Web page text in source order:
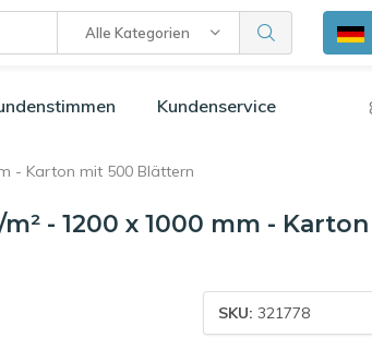
Alle Kategorien
Kundenservice
- Karton mit 500 Blättern
- 1200 x 1000 mm -
SKU: 321778